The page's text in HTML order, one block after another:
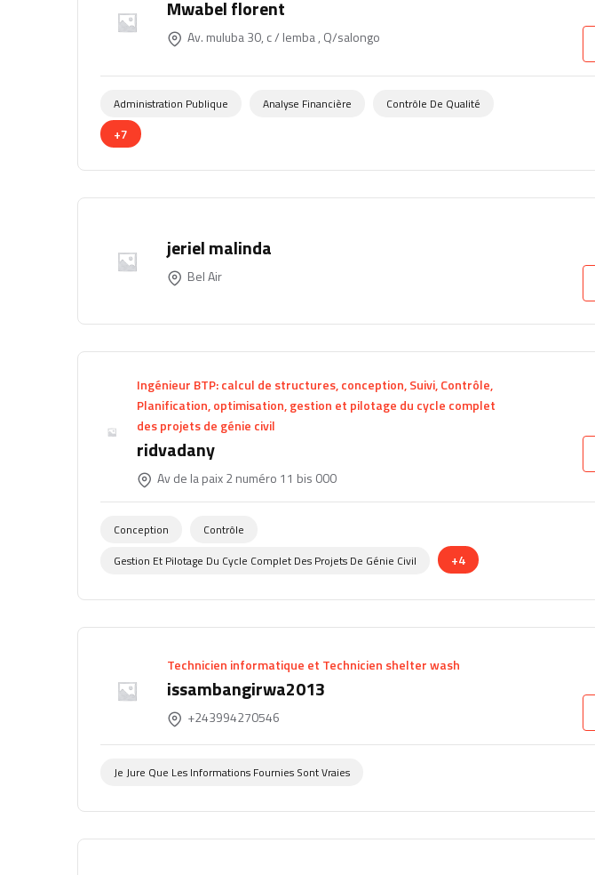
Mwabel florent
Av. muluba 30, c / lemba , Q/salongo
Administration Publique Analyse Financière Contrôle De Qualité
+7
jeriel malinda
Bel Air
Ingénieur BTP: calcul de structures, conception, Suivi, Contrôle,
Planification, optimisation, gestion et pilotage du cycle complet
des projets de génie civil
ridvadany
Av de la paix 2 numéro 11 bis 000
Conception
Contrôle
Gestion Et Pilotage Du Cycle Complet Des Projets De Génie Civil
+4
Technicien informatique et Technicien shelter wash
issambangirwa2013
+243994270546
Je Jure Que Les Informations Fournies Sont Vraies